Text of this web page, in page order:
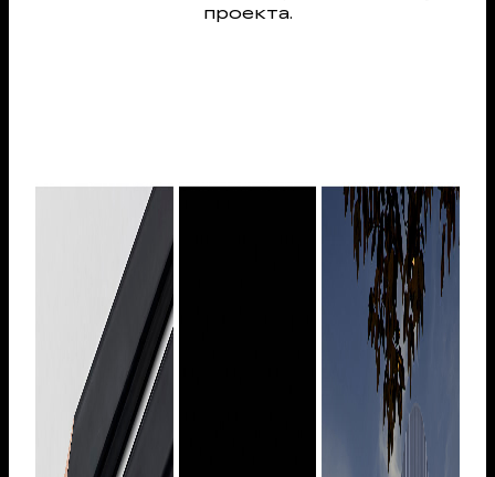
проекта.